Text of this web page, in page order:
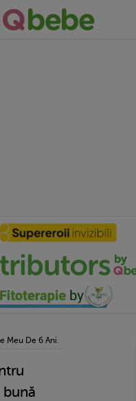
Meu De 6 Ani. Nu A Fost Cea Mai